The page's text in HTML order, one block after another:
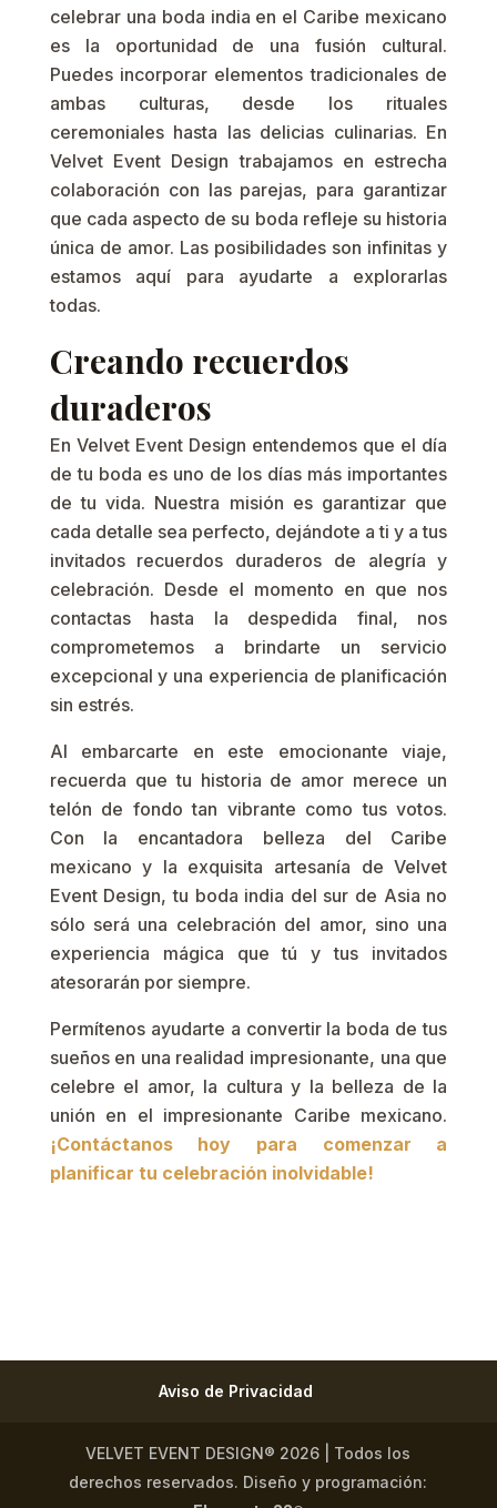
celebrar una boda india en el Caribe mexicano
es la oportunidad de una fusión cultural.
Puedes incorporar elementos tradicionales de
ambas culturas, desde los rituales
ceremoniales hasta las delicias culinarias. En
Velvet Event Design trabajamos en estrecha
colaboración con las parejas, para garantizar
que cada aspecto de su boda refleje su historia
única de amor. Las posibilidades son infinitas y
estamos aquí para ayudarte a explorarlas
todas.
Creando recuerdos
duraderos
En Velvet Event Design entendemos que el día
de tu boda es uno de los días más importantes
de tu vida. Nuestra misión es garantizar que
cada detalle sea perfecto, dejándote a ti y a tus
invitados recuerdos duraderos de alegría y
celebración. Desde el momento en que nos
contactas hasta la despedida final, nos
comprometemos a brindarte un servicio
excepcional y una experiencia de planificación
sin estrés.
Al embarcarte en este emocionante viaje,
recuerda que tu historia de amor merece un
telón de fondo tan vibrante como tus votos.
Con la encantadora belleza del Caribe
mexicano y la exquisita artesanía de Velvet
Event Design, tu boda india del sur de Asia no
sólo será una celebración del amor, sino una
experiencia mágica que tú y tus invitados
atesorarán por siempre.
Permítenos ayudarte a convertir la boda de tus
sueños en una realidad impresionante, una que
celebre el amor, la cultura y la belleza de la
unión en el impresionante Caribe mexicano.
¡Contáctanos hoy para comenzar a
planificar tu celebración inolvidable!
Aviso de Privacidad
VELVET EVENT DESIGN® 2026 | Todos los
derechos reservados. Diseño y programación: